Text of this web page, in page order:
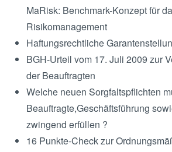
MaRisk: Benchmark-Konzept für
Risikomanagement
Haftungsrechtliche
BGH-Urteil vom 17. Juli 2009 zur
der Beauftragten
Welche neuen Sorgfaltspflichten
Beauftragte,Geschäftsführung
zwingend erfüllen ?
16 Punkte-Check zur